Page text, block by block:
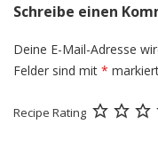
Schreibe einen
Deine E-Mail-Adresse
Felder sind mit *
Recipe Rating